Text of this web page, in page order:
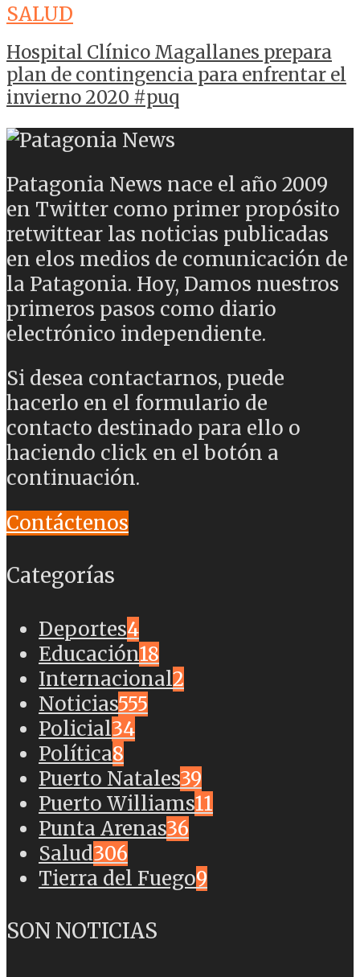
SALUD
Hospital Clínico Magallanes prepara
plan de contingencia para enfrentar el
invierno 2020 #puq
Patagonia News nace el año 2009
en Twitter como primer propósito
retwittear las noticias publicadas
en elos medios de comunicación de
la Patagonia. Hoy, Damos nuestros
primeros pasos como diario
electrónico independiente.
Si desea contactarnos, puede
hacerlo en el formulario de
contacto destinado para ello o
haciendo click en el botón a
continuación.
Contáctenos
Categorías
Deportes4
Educación18
Internacional2
Noticias555
Policial34
Política8
Puerto Natales39
Puerto Williams11
Punta Arenas36
Salud306
Tierra del Fuego9
SON NOTICIAS